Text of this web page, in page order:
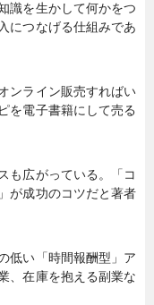
識を生かして何かをつ
につなげる仕組みであ
ンライン販売すればい
を電子書籍にして売る
も広がっている。「コ
が成功のコツだと著者
低い「時間報酬型」ア
、在庫を抱える副業な